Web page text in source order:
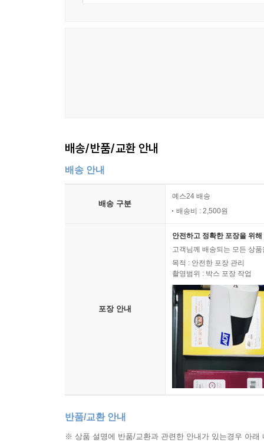
배송/반품/교환 안내
배송 안내
배송 구분
예스24 배송
배송비 : 2,500원
포장 안내
안전하고 정확한 포장을 위
고객님께 배송되는 모든 상
목적 : 안전한 포장 관리
촬영범위 : 박스 포장 작업
반품/교환 안내
※ 상품 설명에 반품/교환과 관련한 안내가 있는경우 아